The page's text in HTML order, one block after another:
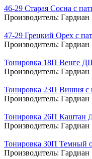
46-29 Старая Сосна с
Производитель: Гардиан
47-29 Грецкий Орех с
Производитель: Гардиан
Тонировка 18П Венге
Производитель: Гардиан
Тонировка 23П Вишня
Производитель: Гардиан
Тонировка 26П
Производитель: Гардиан
Тонировка 30П Темный
Производитель: Гардиан